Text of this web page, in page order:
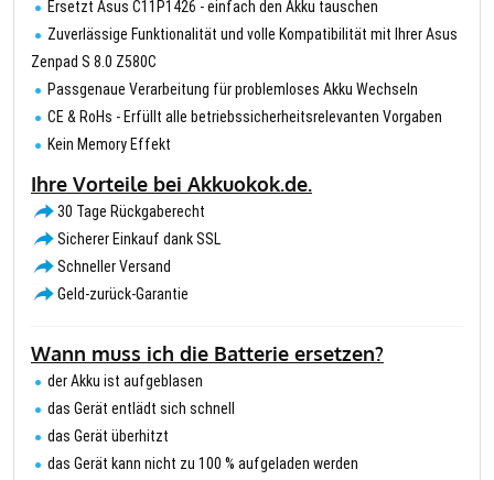
Ersetzt Asus C11P1426 - einfach den Akku tauschen
Zuverlässige Funktionalität und volle Kompatibilität mit Ihrer Asus
Zenpad S 8.0 Z580C
Passgenaue Verarbeitung für problemloses Akku Wechseln
CE & RoHs - Erfüllt alle betriebssicherheitsrelevanten Vorgaben
Kein Memory Effekt
Ihre Vorteile bei Akkuokok.de.
30 Tage Rückgaberecht
Sicherer Einkauf dank SSL
Schneller Versand
Geld-zurück-Garantie
Wann muss ich die Batterie ersetzen?
der Akku ist aufgeblasen
das Gerät entlädt sich schnell
das Gerät überhitzt
das Gerät kann nicht zu 100 % aufgeladen werden